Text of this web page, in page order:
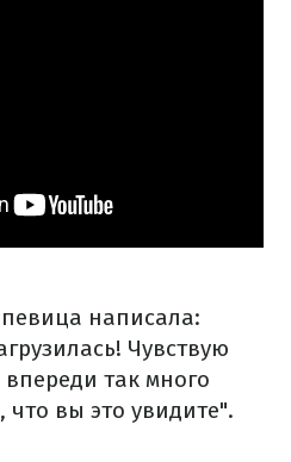
написала:
Чувствую
впереди так много
что вы это увидите".